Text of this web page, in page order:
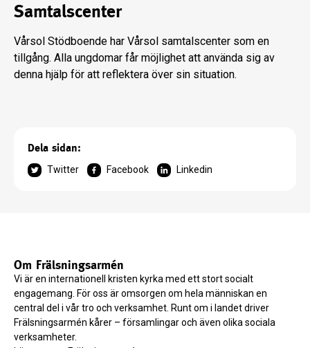
Samtalscenter
Vårsol Stödboende har Vårsol samtalscenter som en
tillgång. Alla ungdomar får möjlighet att använda sig av
denna hjälp för att reflektera över sin situation.
Dela sidan:
Twitter Facebook Linkedin
Om Frälsningsarmén
Vi är en internationell kristen kyrka med ett stort socialt
engagemang. För oss är omsorgen om hela människan en
central del i vår tro och verksamhet. Runt om i landet driver
Frälsningsarmén kårer – församlingar och även olika sociala
verksamheter.